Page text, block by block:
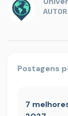
AUTOR
Postagens
7